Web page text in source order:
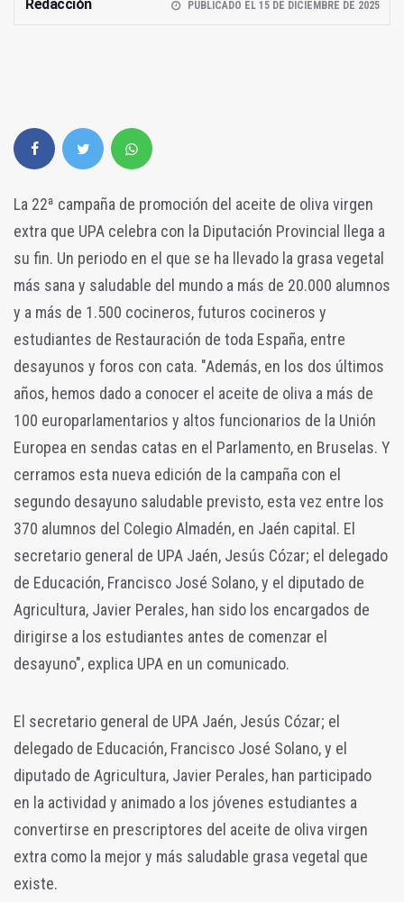
Redacción PUBLICADO EL 15 DE DICIEMBRE DE 2025
La 22ª campaña de promoción del aceite de oliva virgen
extra que UPA celebra con la Diputación Provincial llega a
su fin. Un periodo en el que se ha llevado la grasa vegetal
más sana y saludable del mundo a más de 20.000 alumnos
y a más de 1.500 cocineros, futuros cocineros y
estudiantes de Restauración de toda España, entre
desayunos y foros con cata. "Además, en los dos últimos
años, hemos dado a conocer el aceite de oliva a más de
100 europarlamentarios y altos funcionarios de la Unión
Europea en sendas catas en el Parlamento, en Bruselas. Y
cerramos esta nueva edición de la campaña con el
segundo desayuno saludable previsto, esta vez entre los
370 alumnos del Colegio Almadén, en Jaén capital. El
secretario general de UPA Jaén, Jesús Cózar; el delegado
de Educación, Francisco José Solano, y el diputado de
Agricultura, Javier Perales, han sido los encargados de
dirigirse a los estudiantes antes de comenzar el
desayuno", explica UPA en un comunicado.
El secretario general de UPA Jaén, Jesús Cózar; el
delegado de Educación, Francisco José Solano, y el
diputado de Agricultura, Javier Perales, han participado
en la actividad y animado a los jóvenes estudiantes a
convertirse en prescriptores del aceite de oliva virgen
extra como la mejor y más saludable grasa vegetal que
existe.